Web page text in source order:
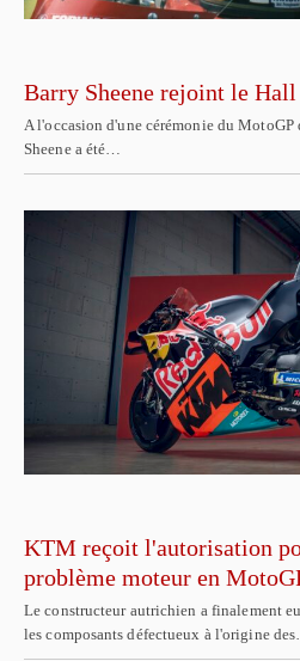
Barry Sheene rejoint le
A l'occasion d'une cérémonie du MotoGP
Sheene a été…
KTM reçoit l'autorisation
problème moteur en
Le constructeur autrichien a finalement
les composants défectueux à l'origine